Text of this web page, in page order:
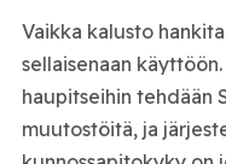
Vaikka kalusto
sellaisenaan
haupitseihin tehdään
muutostöitä, ja